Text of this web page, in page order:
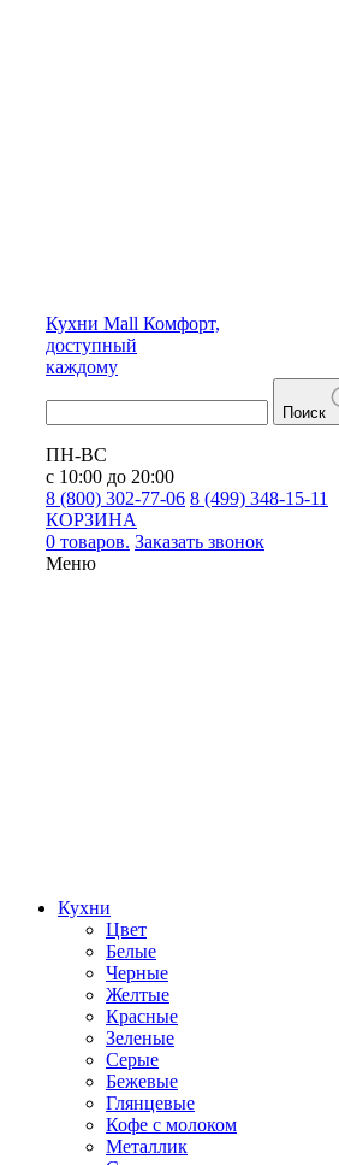
Кухни Mall Комфорт,
доступный
каждому
Поиск
ПН-ВС
с 10:00 до 20:00
8 (800) 302-77-06 8 (499) 348-15-11
КОРЗИНА
0 товаров. Заказать звонок
Меню
Кухни
Цвет
Белые
Черные
Желтые
Красные
Зеленые
Серые
Бежевые
Глянцевые
Кофе с молоком
Металлик